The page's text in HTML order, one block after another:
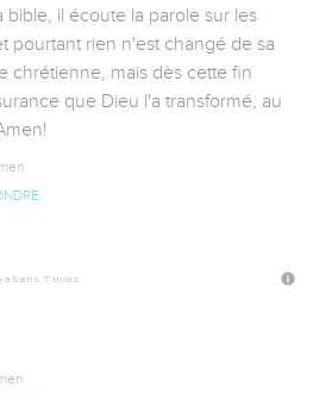
bible, il écoute la parole sur les
pourtant rien n'est changé de sa
chrétienne, mais dès cette fin
que Dieu l'a transformé, au
a 5 ans, 7 mois